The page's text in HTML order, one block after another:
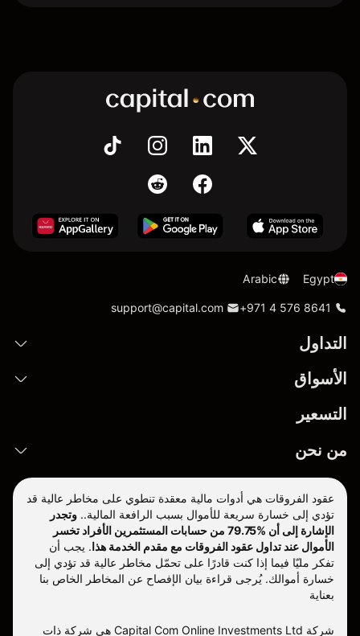
Egypt
Arabic
+971 4 576 8641
support@capital.com
التداول
الأسواق
التسعير
من نحن
عقود الفروقات هي أدوات مالية معقدة تنطوي على مخاطر عالية قد
تؤدي إلى خسارة سريعة للأموال بسبب الرافعة المالية.. وتجدر
الإشارة إلى أن %79.75 من حسابات المستثمرين الأفراد تخسر
الأموال عند تداول عقود الفروقات مع مقدم الخدمة هذا. يجب أن
تفكر مليّا فيما إذا كنت قادرًا على تحمّل مخاطر عالية قد تؤدي إلى
خسارة أموالك. يُرجى قراءة بيان الإفصاح عن المخاطر الخاص بنا
بعناية
شركة Capital Com Online Investments Ltd هي شركة ذات